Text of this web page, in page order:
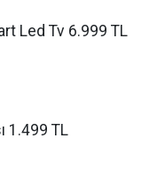
Led Tv 6.999 TL
1.499 TL